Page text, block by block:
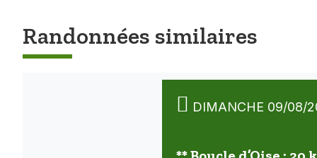
Randonnées similaires
DIMANCHE 09/08/